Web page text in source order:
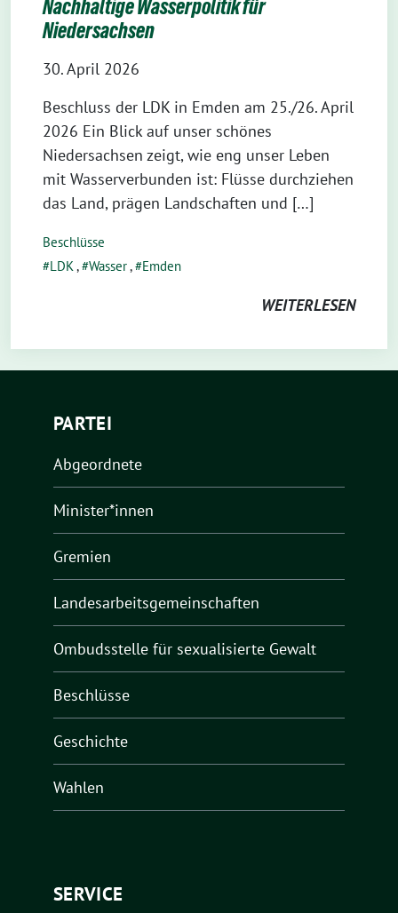
Nachhaltige Wasserpolitik für
Niedersachsen
30. April 2026
Beschluss der LDK in Emden am 25./26. April
2026 Ein Blick auf unser schönes
Niedersachsen zeigt, wie eng unser Leben
mit Wasserverbunden ist: Flüsse durchziehen
das Land, prägen Landschaften und […]
Beschlüsse
LDK, Wasser, Emden
WEITERLESEN
PARTEI
Abgeordnete
Minister*innen
Gremien
Landesarbeitsgemeinschaften
Ombudsstelle für sexualisierte Gewalt
Beschlüsse
Geschichte
Wahlen
SERVICE